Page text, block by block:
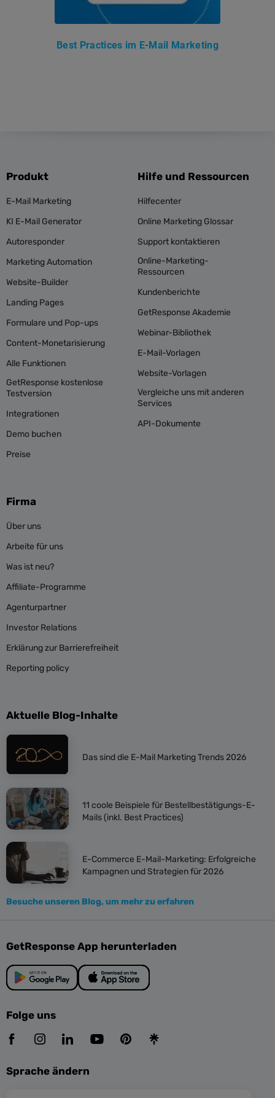
Best Practices im E-Mail Marketing
Produkt
E-Mail Marketing
KI E-Mail Generator
Autoresponder
Marketing Automation
Website-Builder
Landing Pages
Formulare und Pop-ups
Content-Monetarisierung
Alle Funktionen
GetResponse kostenlose
Testversion
Integrationen
Demo buchen
Preise
Hilfe und Ressourcen
Hilfecenter
Online Marketing Glossar
Support kontaktieren
Online-Marketing-
Ressourcen
Kundenberichte
GetResponse Akademie
Webinar-Bibliothek
E-Mail-Vorlagen
Website-Vorlagen
Vergleiche uns mit anderen
Services
API-Dokumente
Firma
Über uns
Arbeite für uns
Was ist neu?
Affiliate-Programme
Agenturpartner
Investor Relations
Erklärung zur Barrierefreiheit
Reporting policy
Aktuelle Blog-Inhalte
Das sind die E-Mail Marketing Trends 2026
11 coole Beispiele für Bestellbestätigungs-E-
Mails (inkl. Best Practices)
E-Commerce E-Mail-Marketing: Erfolgreiche
Kampagnen und Strategien für 2026
Besuche unseren Blog, um mehr zu erfahren
GetResponse App herunterladen
Folge uns
Sprache ändern